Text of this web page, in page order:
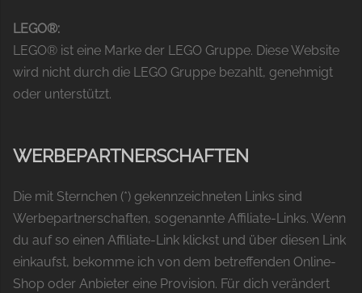
LEGO®:
LEGO® ist eine Marke der LEGO Gruppe. Diese Website
wird nicht durch die LEGO Gruppe bezahlt, genehmigt
oder unterstützt.
WERBEPARTNERSCHAFTEN
Die mit Sternchen (*) gekennzeichneten Links sind
Werbepartnerschaften, sogenannte Affiliate-Links. Wenn
du auf so einen Affiliate-Link klickst und über diesen Link
einkaufst, bekomme ich von dem betreffenden Online-
Shop oder Anbieter eine Provision. Für dich verändert